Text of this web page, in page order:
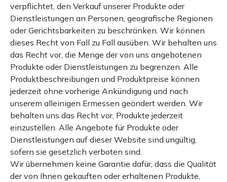
verpflichtet, den Verkauf unserer Produkte oder
Dienstleistungen an Personen, geografische Regionen
oder Gerichtsbarkeiten zu beschränken. Wir können
dieses Recht von Fall zu Fall ausüben. Wir behalten uns
das Recht vor, die Menge der von uns angebotenen
Produkte oder Dienstleistungen zu begrenzen. Alle
Produktbeschreibungen und Produktpreise können
jederzeit ohne vorherige Ankündigung und nach
unserem alleinigen Ermessen geändert werden. Wir
behalten uns das Recht vor, Produkte jederzeit
einzustellen. Alle Angebote für Produkte oder
Dienstleistungen auf dieser Website sind ungültig,
sofern sie gesetzlich verboten sind.
Wir übernehmen keine Garantie dafür, dass die Qualität
der von Ihnen gekauften oder erhaltenen Produkte,